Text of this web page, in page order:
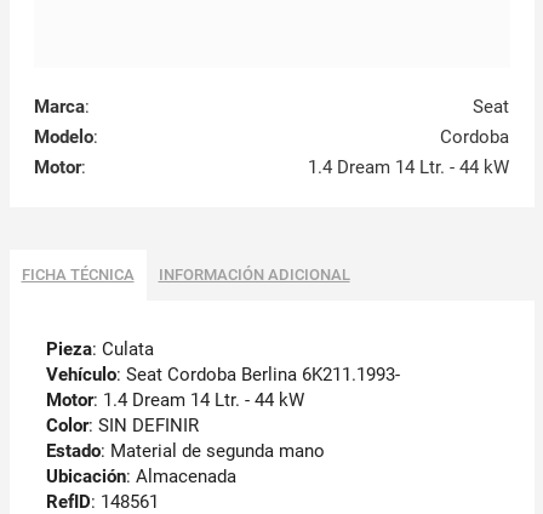
Marca:
Seat
Modelo:
Cordoba
Motor: 1.4 Dream 14 Ltr. - 44 kW
FICHA TÉCNICA INFORMACIÓN ADICIONAL
Pieza: Culata
Vehículo: Seat Cordoba Berlina 6K211.1993-
Motor: 1.4 Dream 14 Ltr. - 44 kW
Color: SIN DEFINIR
Estado: Material de segunda mano
Ubicación: Almacenada
RefID: 148561